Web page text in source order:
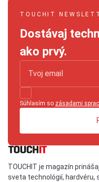
TOUCHIT
Dostávaj
ako prvý.
Súhlasím so zásadami
TOUCHIT je magazín
sveta technológií, hardvéru,